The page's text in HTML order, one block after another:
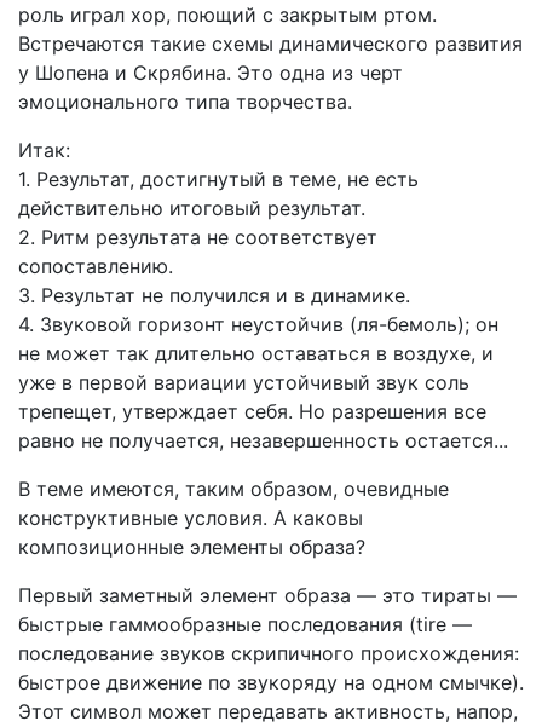
роль играл хор, поющий с закрытым ртом.
Встречаются такие схемы динамического развития
у Шопена и Скрябина. Это одна из черт
эмоционального типа творчества.
Итак:
1. Результат, достигнутый в теме, не есть
действительно итоговый результат.
2. Ритм результата не соответствует
сопоставлению.
3. Результат не получился и в динамике.
4. Звуковой горизонт неустойчив (ля-бемоль); он
не может так длительно оставаться в воздухе, и
уже в первой вариации устойчивый звук соль
трепещет, утверждает себя. Но разрешения все
равно не получается, незавершенность остается...
В теме имеются, таким образом, очевидные
конструктивные условия. А каковы
композиционные элементы образа?
Первый заметный элемент образа — это тираты —
быстрые гаммообразные последования (tire —
последование звуков скрипичного происхождения:
быстрое движение по звукоряду на одном смычке).
Этот символ может передавать активность, напор,